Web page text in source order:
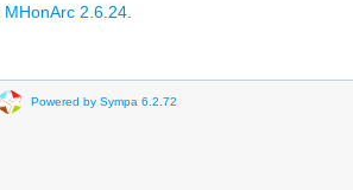
MHonArc 2.6.24.
Powered by Sympa 6.2.72